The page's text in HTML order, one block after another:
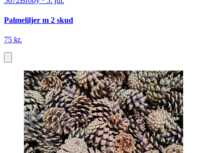
Palmeliljer m 2 skud
75 kr.